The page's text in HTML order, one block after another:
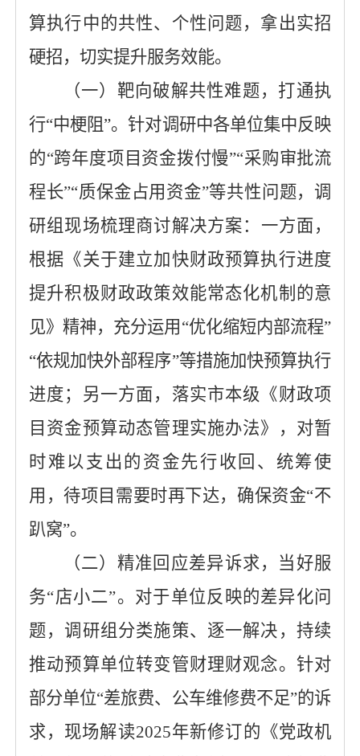
算执行中的共性、个性问题，拿出实招
硬招，切实提升服务效能。
（一） 靶向破解共性难题，打通执
行“中梗阻”。针对调研中各单位集中反映
的“跨年度项目资金拨付慢”“采购审批流
程长”“质保金占用资金”等共性问题，调
研组 现场梳理商讨解决方案： 一方面，
根据 《关于建立加快财政预算执行进度
提升积极财政政策效能常态化机制的意
见》精神， 充分运用 “优化缩短内部流程”
“依规加快外部程序”等措施加快预算执行
进度；
另一方面，落实市本级《财政项
目资金预算动态管理实施办法》，对暂
时难以支出的资金先行收回、统筹使
用，待项目需要时再下达，确保资金“不
趴窝”。
（二） 精准回应差异诉求， 当好服
务“店小二”。 对于单位反映的差异化问
题，调研组分类施策、逐一解决 ， 持续
推动预算单位转变管财理财观念。针对
部分单位“差旅费、公车维修费不足”的诉
求，现场解读2025年新修订的《党政机